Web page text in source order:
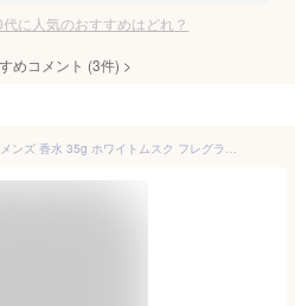
に人気のおすすめはどれ？
めコメント (3件) >
【公式】LEOMEN 練り香水 メンズ 香水 35g ホワイトムスク フレグランスバーム ねり香水 お試し 練香水 男性 ギフト プレゼント シトラス オーシャン ムスク 3種 メンズ用 フレグランス アロマ フレグランスクリーム 送料無料 メール便